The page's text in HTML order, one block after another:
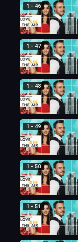
1 - 46
1 - 47
1 - 48
1 - 49
1 - 50
1 - 51